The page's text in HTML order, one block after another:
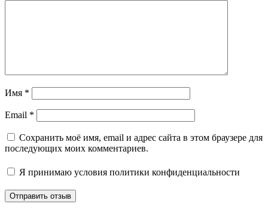
Имя *
Email *
Сохранить моё имя, email и адрес сайта в этом браузере для
последующих моих комментариев.
Я принимаю условия политики конфиденциальности